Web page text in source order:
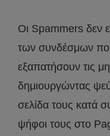
Οι Spammers δεν
των συνδέσμων
εξαπατήσουν τις
δημιουργώντας
σελίδα τους κατά
ψήφοι τους στο